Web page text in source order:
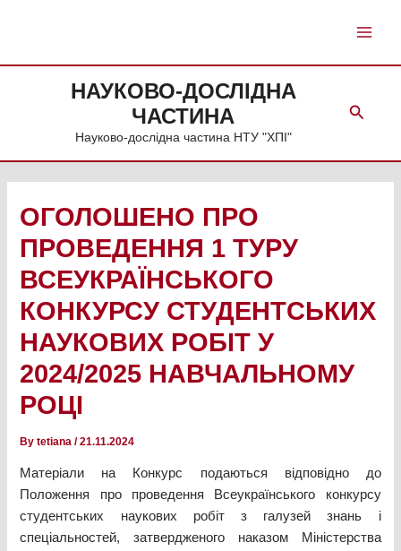
НАУКОВО-ДОСЛІДНА
ЧАСТИНА
Науково-дослідна частина НТУ "ХПІ"
Search
ОГОЛОШЕНО ПРО
ПРОВЕДЕННЯ 1 ТУРУ
ВСЕУКРАЇНСЬКОГО
КОНКУРСУ СТУДЕНТСЬКИХ
НАУКОВИХ РОБІТ У
2024/2025 НАВЧАЛЬНОМУ
РОЦІ
Bytetiana/21.11.2024
Матеріали на Конкурс подаються відповідно до
Положення про проведення Всеукраїнського конкурсу
студентських наукових робіт з галузей знань і
спеціальностей, затвердженого наказом Міністерства